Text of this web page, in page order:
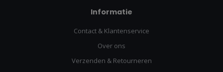
Informatie
Contact & Klantenservice
Over ons
Verzenden & Retourneren